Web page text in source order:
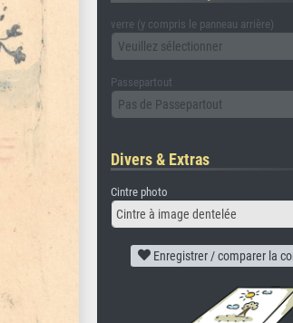
verre (y compris le panneau arrière)
Veuillez sélectionner
Passepartout
Pas de Passepartout
Divers & Extras
Cintre photo
Cintre à image dentelée
Enregistrer / comparer la